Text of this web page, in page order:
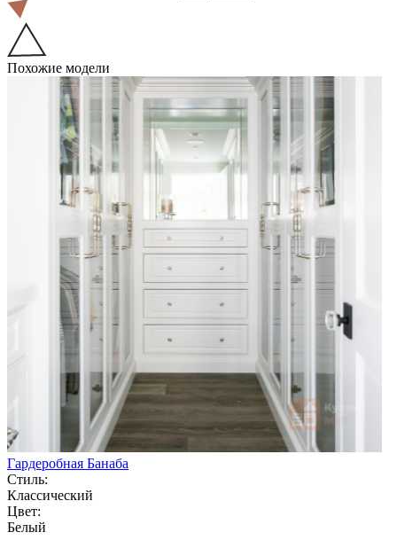
Похожие модели
Гардеробная Банаба
Стиль:
Классический
Цвет:
Белый